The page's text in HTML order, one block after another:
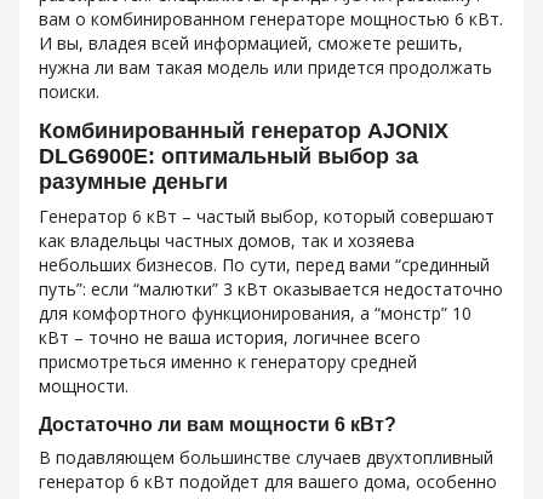
вам о комбинированном генераторе мощностью 6 кВт.
И вы, владея всей информацией, сможете решить,
нужна ли вам такая модель или придется продолжать
поиски.
Комбинированный генератор AJONIX
DLG6900Е: оптимальный выбор за
разумные деньги
Генератор 6 кВт – частый выбор, который совершают
как владельцы частных домов, так и хозяева
небольших бизнесов. По сути, перед вами “срединный
путь”: если “малютки” 3 кВт оказывается недостаточно
для комфортного функционирования, а “монстр” 10
кВт – точно не ваша история, логичнее всего
присмотреться именно к генератору средней
мощности.
Достаточно ли вам мощности 6 кВт?
В подавляющем большинстве случаев двухтопливный
генератор 6 кВт подойдет для вашего дома, особенно